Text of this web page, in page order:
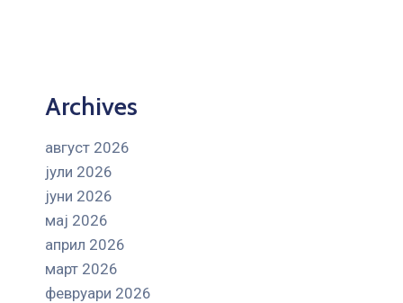
Archives
август 2026
јули 2026
јуни 2026
мај 2026
април 2026
март 2026
февруари 2026